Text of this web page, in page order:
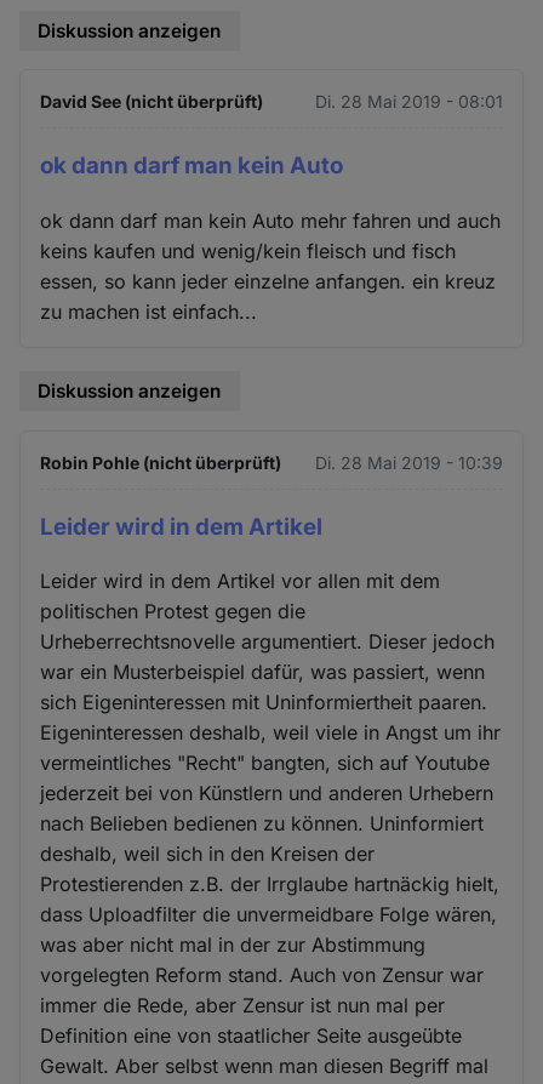
Diskussion anzeigen
David See (nicht überprüft) Di. 28 Mai 2019 - 08:01
ok dann darf man kein Auto
ok dann darf man kein Auto mehr fahren und auch
keins kaufen und wenig/kein fleisch und fisch
essen, so kann jeder einzelne anfangen. ein kreuz
zu machen ist einfach...
Diskussion anzeigen
Robin Pohle (nicht überprüft) Di. 28 Mai 2019 - 10:39
Leider wird in dem Artikel
Leider wird in dem Artikel vor allen mit dem
politischen Protest gegen die
Urheberrechtsnovelle argumentiert. Dieser jedoch
war ein Musterbeispiel dafür, was passiert, wenn
sich Eigeninteressen mit Uninformiertheit paaren.
Eigeninteressen deshalb, weil viele in Angst um ihr
vermeintliches "Recht" bangten, sich auf Youtube
jederzeit bei von Künstlern und anderen Urhebern
nach Belieben bedienen zu können. Uninformiert
deshalb, weil sich in den Kreisen der
Protestierenden z.B. der Irrglaube hartnäckig hielt,
dass Uploadfilter die unvermeidbare Folge wären,
was aber nicht mal in der zur Abstimmung
vorgelegten Reform stand. Auch von Zensur war
immer die Rede, aber Zensur ist nun mal per
Definition eine von staatlicher Seite ausgeübte
Gewalt. Aber selbst wenn man diesen Begriff mal